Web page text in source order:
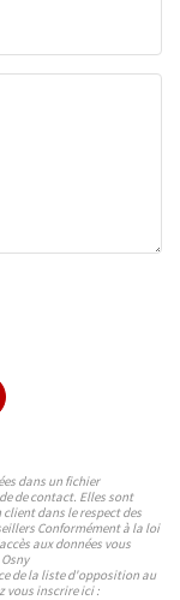
dans un fichier
de contact. Elles sont
dans le respect des
Conformément à la loi
aux données vous
de la liste d'opposition au
vous inscrire ici :